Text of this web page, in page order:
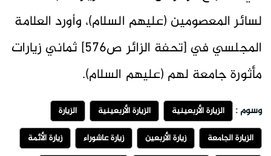
لسائر المعصومين (عليهم السلام)، وأورد العلامة
المجلسي في [تحفة الزائر ص576] ثماني زيارات
مأثورة جامعة لهم (عليهم السلام).
وسوم : الزيارة الأربعينية الزيارة الأربعينية
الزيارة
الزيارة الجامعة
زيارة الأربعين زيارة عاشوراء
زيارة الأئمة